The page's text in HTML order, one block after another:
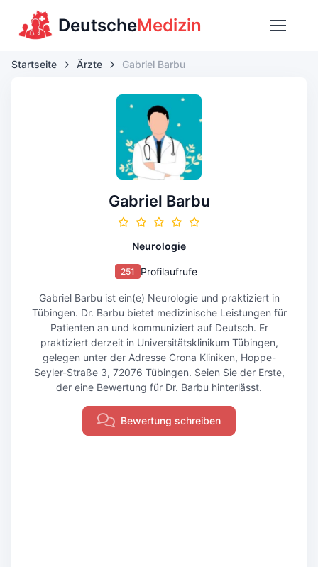
DeutscheMedizin
Startseite Ärzte Gabriel Barbu
Gabriel Barbu
Neurologie
251 Profilaufrufe
Gabriel Barbu ist ein(e) Neurologie und praktiziert in
Tübingen. Dr. Barbu bietet medizinische Leistungen für
Patienten an und kommuniziert auf Deutsch. Er
praktiziert derzeit in Universitätsklinikum Tübingen,
gelegen unter der Adresse Crona Kliniken, Hoppe-
Seyler-Straße 3, 72076 Tübingen. Seien Sie der Erste,
der eine Bewertung für Dr. Barbu hinterlässt.
Bewertung schreiben